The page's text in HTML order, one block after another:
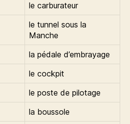
le carburateur
le tunnel sous la
Manche
la pédale d’embrayage
le cockpit
le poste de pilotage
la boussole